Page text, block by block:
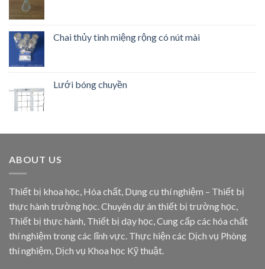
Chai thủy tinh miệng rộng có nút mài
Lưới bóng chuyền
ABOUT US
Thiết bị khoa học, Hóa chất, Dụng cụ thí nghiệm – Thiết bị
thực hành trường học. Chuyên dự án thiết bị trường học,
Thiết bị thực hành, Thiết bị dạy học, Cung cấp các hóa chất
thí nghiệm trong các lĩnh vực. Thực hiện các Dịch vụ Phòng
thí nghiệm, Dịch vụ Khoa học Kỹ thuật.